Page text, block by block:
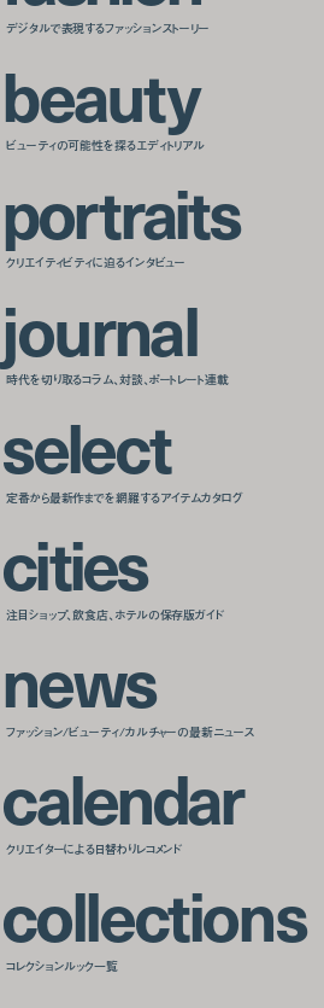
デジタルで表現するファッションストーリー
beauty
ビューティの可能性を探るエディトリアル
portraits
クリエイティビティに迫るインタビュー
journal
時代を切り取るコラム、対談、ポートレート連載
select
定番から最新作までを網羅するアイテムカタログ
cities
注目ショップ、飲食店、ホテルの保存版ガイド
news
ファッション/ビューティ/カルチャーの最新ニュース
calendar
クリエイターによる日替わりレコメンド
collections
コレクションルック一覧